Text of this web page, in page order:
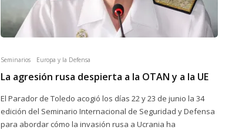
Seminarios Europa y la Defensa
La agresión rusa despierta a la OTAN y a la UE
El Parador de Toledo acogió los días 22 y 23 de junio la 34
edición del Seminario Internacional de Seguridad y Defensa
para abordar cómo la invasión rusa a Ucrania ha